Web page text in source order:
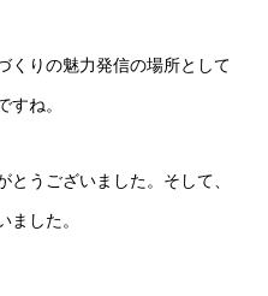
くりの魅力発信の場所として
すね。
うございました。そして、
ました。